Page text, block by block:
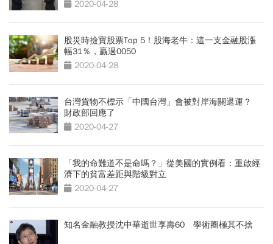
2020-04-28
股災時撿寶股票Top 5！股海老牛：這一支金融股漲
幅31％，贏過0050
2020-04-28
台灣貨物不標示「中國台灣」會被對岸海關退運？
財政部回應了
2020-04-27
「我的命難道不是命嗎？」從美國的實例看：重啟經
濟下的貧富差距與階級對立
2020-04-27
知名金融教授沈中華逝世享壽60 學術圈極其不捨